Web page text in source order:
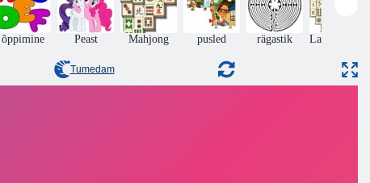
Onet Connect Aqua Blitz Köök mahjong
õppimine Peast Mahjong pusled rägastik Lauamängud
Tumedam